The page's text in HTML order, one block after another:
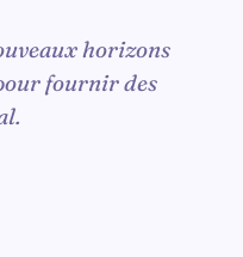
horizons
fournir des